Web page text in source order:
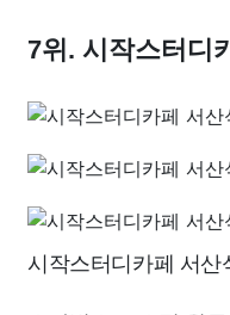
7위. 시작스터디
시작스터디카페 서산